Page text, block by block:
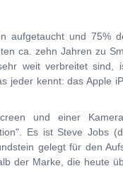
aufgetaucht und 75%
ca. zehn Jahren zu
weit verbreitet
jeder kennt: das Apple
und einer
Es ist Steve Jobs
gelegt für den
der Marke, die heute